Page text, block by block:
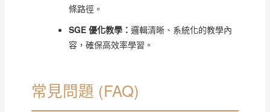
條路徑。
SGE 優化教學： 邏輯清晰、系統化的教學內
容，確保高效率學習。
常見問題 (FAQ)